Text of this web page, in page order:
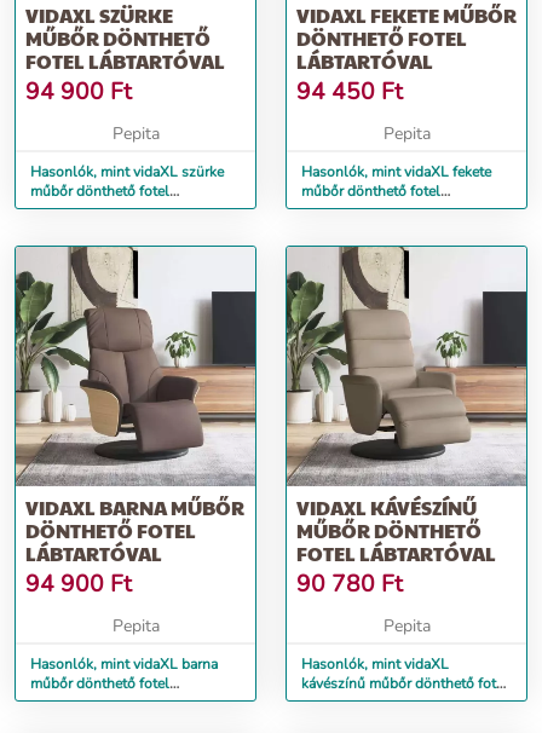
VIDAXL SZÜRKE
MŰBŐR DÖNTHETŐ
FOTEL LÁBTARTÓVAL
94 900 Ft
Pepita
Hasonlók, mint vidaXL szürke
műbőr dönthető fotel
lábtartóval
VIDAXL FEKETE MŰBŐR
DÖNTHETŐ FOTEL
LÁBTARTÓVAL
94 450 Ft
Pepita
Hasonlók, mint vidaXL fekete
műbőr dönthető fotel
lábtartóval
VIDAXL BARNA MŰBŐR
DÖNTHETŐ FOTEL
LÁBTARTÓVAL
94 900 Ft
Pepita
Hasonlók, mint vidaXL barna
műbőr dönthető fotel
lábtartóval
VIDAXL KÁVÉSZÍNŰ
MŰBŐR DÖNTHETŐ
FOTEL LÁBTARTÓVAL
90 780 Ft
Pepita
Hasonlók, mint vidaXL
kávészínű műbőr dönthető fotel
lábtartóval